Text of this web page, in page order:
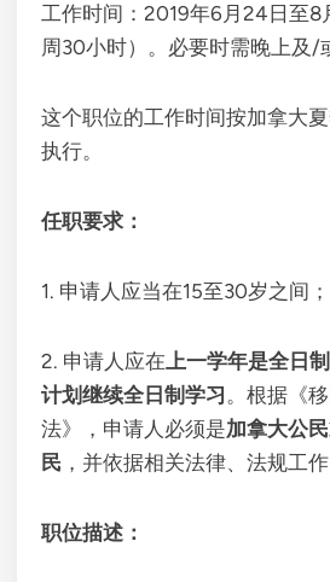
工作时间：2019年6月24日至8
周30小时）。必要时需晚上及/
这个职位的工作时间按加拿大
执行。
任职要求：
1. 申请人应当在15至30岁之间；
2. 申请人应在上一学年是全日
计划继续全日制学习 。根据《
法》，申请人必须是加拿大公民
民 ，并依据相关法律、法规工作
职位描述：